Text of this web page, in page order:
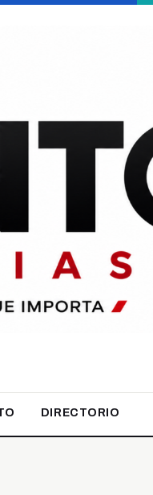
DIRECTORIO